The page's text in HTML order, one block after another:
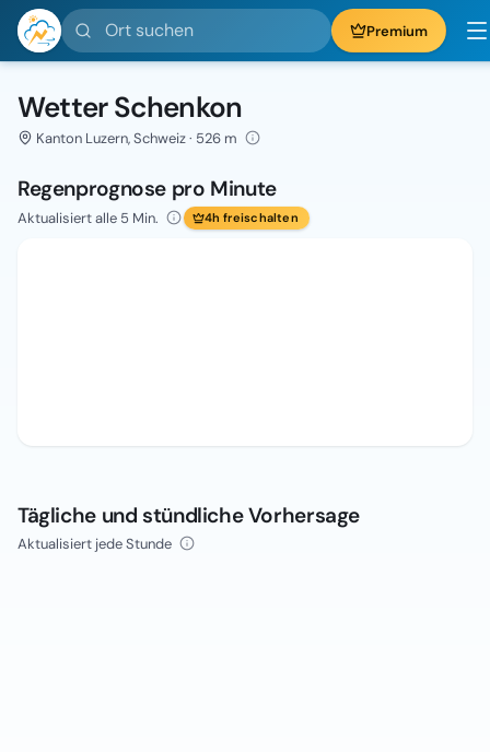
Ort suchen Premium
Wetter Schenkon
Kanton Luzern, Schweiz · 526 m
Regenprognose pro Minute
Aktualisiert alle 5 Min. 4h freischalten
Tägliche und stündliche Vorhersage
Aktualisiert jede Stunde